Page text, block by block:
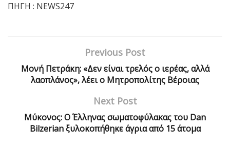
ΠΗΓΗ : NEWS247
Previous Post
Μονή Πετράκη: «Δεν είναι τρελός ο ιερέας, αλλά
λαοπλάνος», λέει ο Μητροπολίτης Βέροιας
Next Post
Μύκονος: Ο Έλληνας σωματοφύλακας του Dan
Bilzerian ξυλοκοπήθηκε άγρια από 15 άτομα